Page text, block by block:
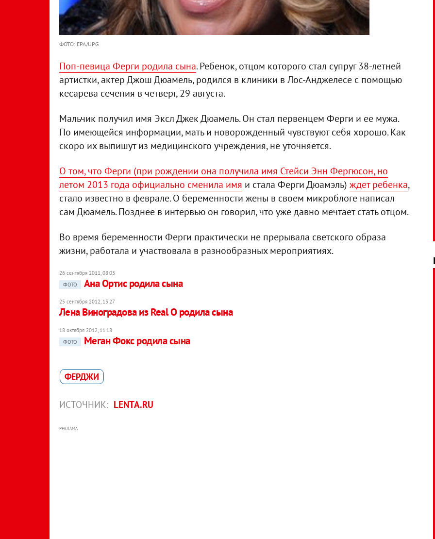
ФОТО: EPA/UPG
Поп-певица Ферги родила сына. Ребенок, отцом которого стал супруг 38-летней
артистки, актер Джош Дюамель, родился в клиники в Лос-Анджелесе с помощью
кесарева сечения в четверг, 29 августа.
Мальчик получил имя Эксл Джек Дюамель. Он стал первенцем Ферги и ее мужа.
По имеющейся информации, мать и новорожденный чувствуют себя хорошо. Как
скоро их выпишут из медицинского учреждения, не уточняется.
О том, что Ферги (при рождении она получила имя Стейси Энн Фергюсон, но
летом 2013 года официально сменила имя и стала Ферги Дюамэль) ждет ребенка,
стало известно в феврале. О беременности жены в своем микроблоге написал
сам Дюамель. Позднее в интервью он говорил, что уже давно мечтает стать отцом.
Во время беременности Ферги практически не прерывала светского образа
жизни, работала и участвовала в разнообразных мероприятиях.
26 сентября 2011, 08:03
ФОТО
Ана Ортис родила сына
25 сентября 2012, 13:27
Лена Виноградова из Real O родила сына
18 октября 2012, 11:18
ФОТО
Меган Фокс родила сына
ФЕРДЖИ
ИСТОЧНИК: LENTA.RU
РЕКЛАМА